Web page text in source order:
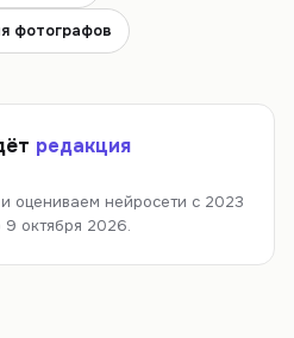
фотографов
редакция
оцениваем нейросети с 2023
октября 2026.